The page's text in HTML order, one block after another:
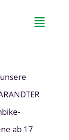
Toggle
ab 17